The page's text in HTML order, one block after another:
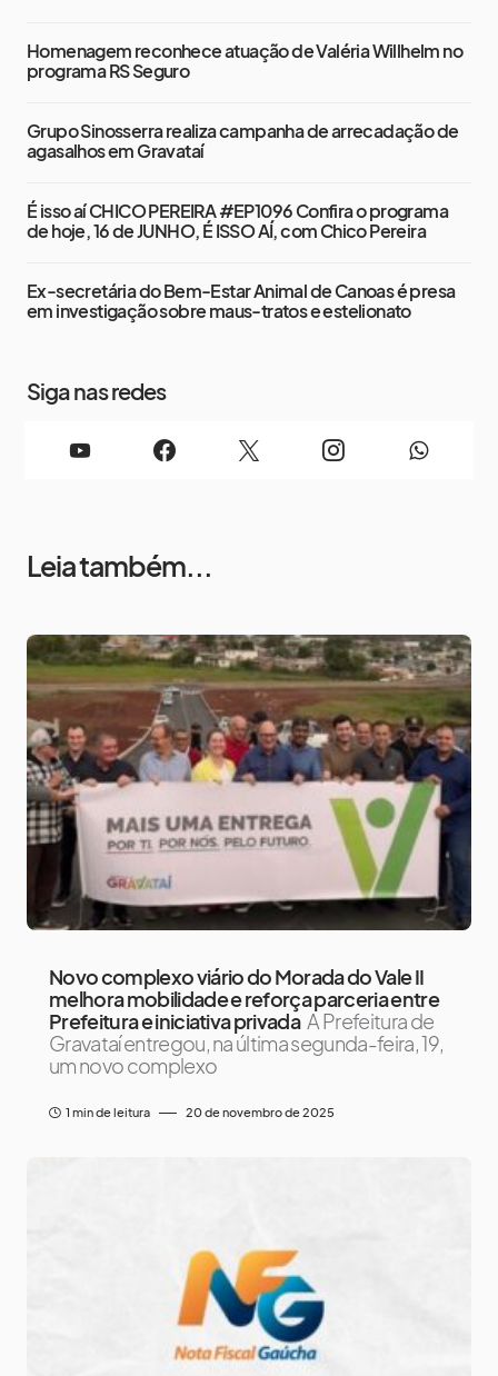
Homenagem reconhece atuação de Valéria Willhelm no
programa RS Seguro
Grupo Sinosserra realiza campanha de arrecadação de
agasalhos em Gravataí
É isso aí CHICO PEREIRA #EP1096 Confira o programa
de hoje, 16 de JUNHO, É ISSO AÍ, com Chico Pereira
Ex-secretária do Bem-Estar Animal de Canoas é presa
em investigação sobre maus-tratos e estelionato
Siga nas redes
Leia também...
Novo complexo viário do Morada do Vale II
melhora mobilidade e reforça parceria entre
Prefeitura e iniciativa privada A Prefeitura de
Gravataí entregou, na última segunda-feira, 19,
um novo complexo
1 min de leitura 20 de novembro de 2025